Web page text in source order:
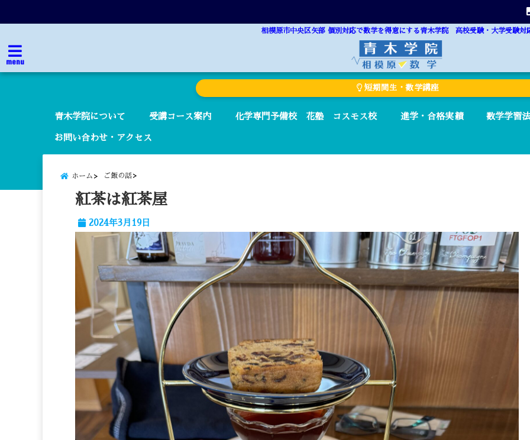
相模原市中央区矢部 個別対応で数学を得意にする青木学院 高校受験・大学受験対
menu
短期間生・数学講座
青木学院について 受講コース案内 化学専門予備校 花塾 コスモス校 進学・合格実績 数学学習
お問い合わせ・アクセス
ホーム ご飯の話
紅茶は紅茶屋
2024年3月19日